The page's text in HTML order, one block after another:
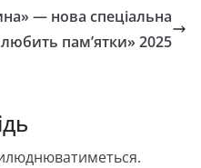
— нова спеціальна
любить пам’ятки» 2025